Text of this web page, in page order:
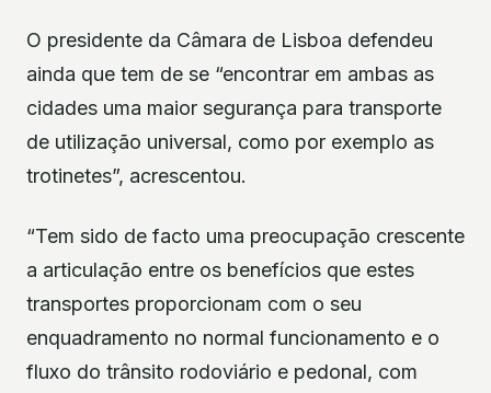
O presidente da Câmara de Lisboa defendeu
ainda que tem de se “encontrar em ambas as
cidades uma maior segurança para transporte
de utilização universal, como por exemplo as
trotinetes”, acrescentou.
“Tem sido de facto uma preocupação crescente
a articulação entre os benefícios que estes
transportes proporcionam com o seu
enquadramento no normal funcionamento e o
fluxo do trânsito rodoviário e pedonal, com